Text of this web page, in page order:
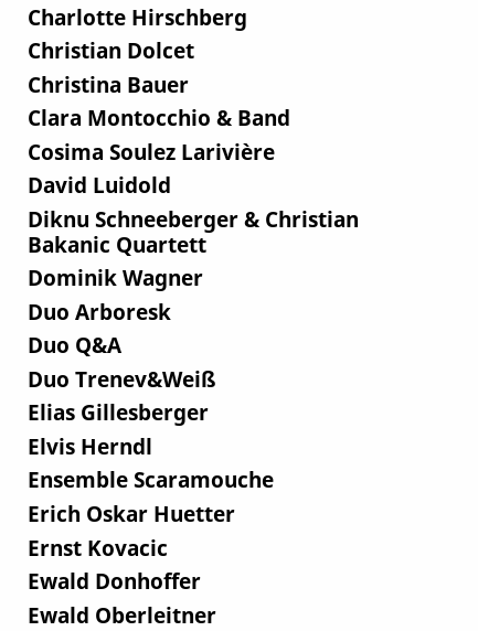
Charlotte Hirschberg
Christian Dolcet
Christina Bauer
Clara Montocchio & Band
Cosima Soulez Larivière
David Luidold
Diknu Schneeberger & Christian
Bakanic Quartett
Dominik Wagner
Duo Arboresk
Duo Q&A
Duo Trenev&Weiß
Elias Gillesberger
Elvis Herndl
Ensemble Scaramouche
Erich Oskar Huetter
Ernst Kovacic
Ewald Donhoffer
Ewald Oberleitner